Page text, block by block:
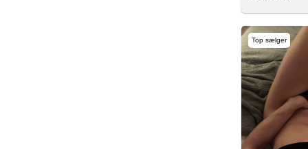
Top sælger